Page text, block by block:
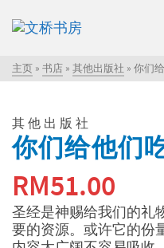
主页 » 书店 » 其他出版社 » 你们
其他出版社
你们给他们
RM51.00
圣经是神赐给我们的礼
要的资源。或许它的份